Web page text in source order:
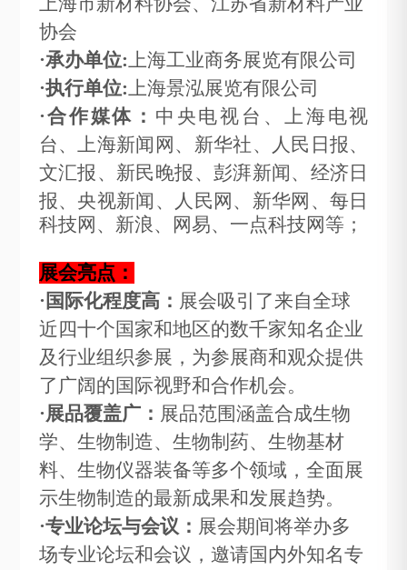
协会
·承办单位: 上海工业商务展览有限公司
·执行单位: 上海景泓展览有限公司
·合作媒体 ： 中央电视台、上海电视
台、上海新闻网、新华社、人民日报、
文汇报、新民晚报、彭湃新闻、经济日
报、央视新闻、
人民网、新华网、每日
科技网、 新浪、网易、 一点科技网等；
展会亮点：
· 国际化程度高： 展会吸引了来自全球
近四十个国家和地区的数千家知名企业
及行业组织参展，为参展商和观众提供
了广阔的国际视野和合作机会。
·展品覆盖广： 展品范围涵盖合成生物
学、生物制造、生物制药、生物基材
料、生物仪器装备等多个领域，全面展
示生物制造的最新成果和发展趋势。
·专业论坛与会议： 展会期间将举办多
场专业论坛和会议，邀请国内外知名专